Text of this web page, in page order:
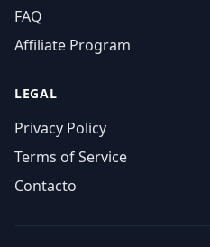
FAQ
Affiliate Program
LEGAL
Privacy Policy
Terms of Service
Contacto